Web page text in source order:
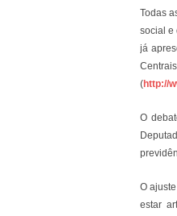
Todas
social e
já
(http://
O
O
estar